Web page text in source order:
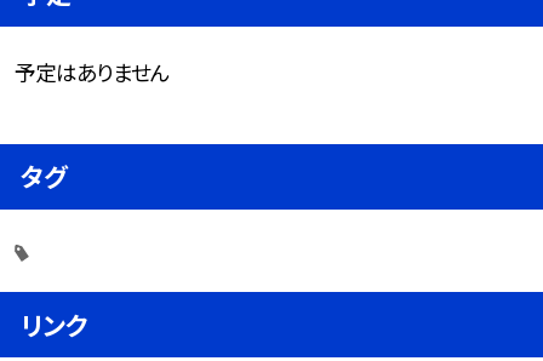
予定はありません
タグ
リンク